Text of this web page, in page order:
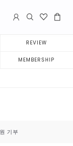
REVIEW
MEMBERSHIP
기부